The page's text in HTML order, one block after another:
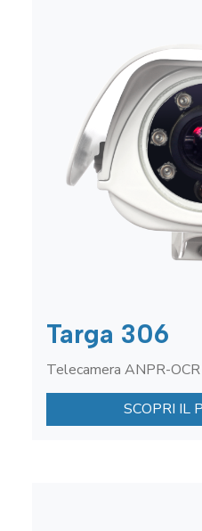
Targa 306
Telecamera ANPR-
SCOPRI IL